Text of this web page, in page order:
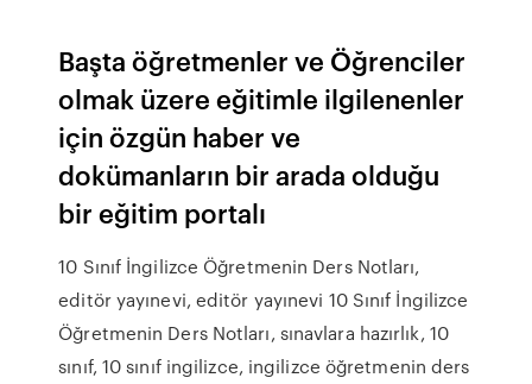
Başta öğretmenler ve Öğrenciler
olmak üzere eğitimle ilgilenenler
için özgün haber ve
dokümanların bir arada olduğu
bir eğitim portalı
10 Sınıf İngilizce Öğretmenin Ders Notları,
editör yayınevi, editör yayınevi 10 Sınıf İngilizce
Öğretmenin Ders Notları, sınavlara hazırlık, 10
sınıf, 10 sınıf ingilizce, ingilizce öğretmenin ders